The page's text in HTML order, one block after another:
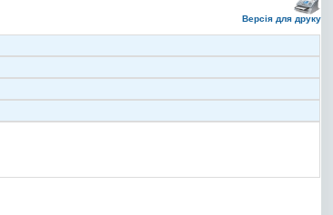
Версія для друку